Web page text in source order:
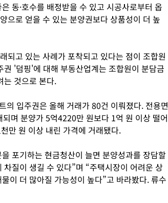
동·호수를 배정받을 수 있고 시공사로부터 옵
으로 얻을 수 있는 분양권보다 상품성이 더 높
되고 있는 사례가 포착되고 있다는 점이 조합원
'덤핑'에 대해 부동산업계는 조합원이 분담금
는 것으로 본다.
의 입주권은 올해 거래가 80건 이뤄졌다. 전용면
며 분양가 5억4220만 원보다 1억 원 이상 떨어
만 원 이상 내린 가격에 거래됐다.
포기하는 현금청산이 늘면 분양성과를 장담할
질이 생길 수 있다”며 “주택시장이 어려운 상
이 더 많아질 가능성이 높다”고 바라봤다. 류수